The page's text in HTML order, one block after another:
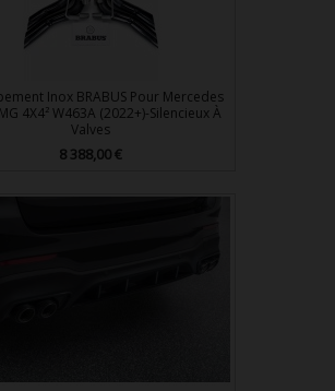
Inox BRABUS Pour Mercedes
4X4² W463A (2022+)-Silencieux À
Valves
Prix
8 388,00 €